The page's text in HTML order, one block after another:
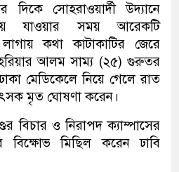
দিকে সোহরাওয়ার্দী উদ্যানে
যাওয়ার সময় আরেকটি
লাগায় কথা কাটাকাটির জেরে
আলম সাম্য (২৫) গুরুতর
মেডিকেলে নিয়ে গেলে রাত
মৃত ঘোষণা করেন।
বিচার ও নিরাপদ ক্যাম্পাসের
বিক্ষোভ মিছিল করেন ঢাবি